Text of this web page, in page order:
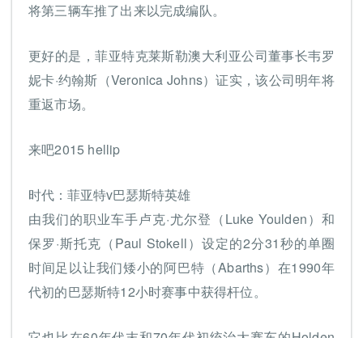
将第三辆车推了出来以完成编队。
更好的是，菲亚特克莱斯勒澳大利亚公司董事长韦罗
妮卡·约翰斯（Veronica Johns）证实，该公司明年将
重返市场。
来吧2015 hellip
时代：菲亚特v巴瑟斯特英雄
由我们的职业车手卢克·尤尔登（Luke Youlden）和
保罗·斯托克（Paul Stokell）设定的2分31秒的单圈
时间足以让我们矮小的阿巴特（Abarths）在1990年
代初的巴瑟斯特12小时赛事中获得杆位。